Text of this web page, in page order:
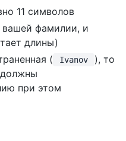
11 символов
вашей фамилии, и
длины)
(
Ivanov
), то
должны
при этом